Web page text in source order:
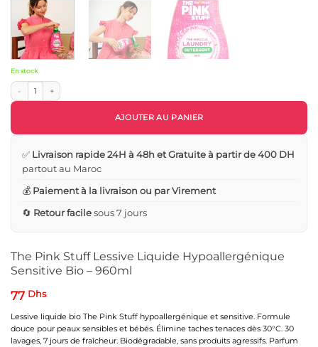
The Pink Stuff Lessive Liquide Hypoallergénique
Sensitive Bio – 960ml
77 Dhs
Lessive liquide bio The Pink Stuff hypoallergénique et sensitive. Formule
douce pour peaux sensibles et bébés. Élimine taches tenaces dès 30°C. 30
lavages, 7 jours de fraîcheur. Biodégradable, sans produits agressifs. Parfum
En stock
quantité de The Pink Stuff Lessive Liquide Hypoallergénique Sensitive Bio - 960ml
AJOUTER AU PANIER
✅ Livraison rapide 24H à 48h et Gratuite à partir de 400 DH
partout au Maroc
💰 Paiement à la livraison ou par Virement
🔄 Retour facilesous 7 jours